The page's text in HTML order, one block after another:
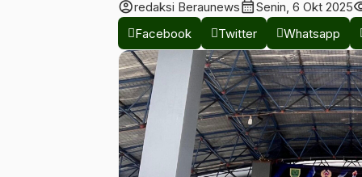
account_circleredaksi Beraunewscalendar_monthSenin, 6 Okt 2025
Facebook
Twitter Whatsapp